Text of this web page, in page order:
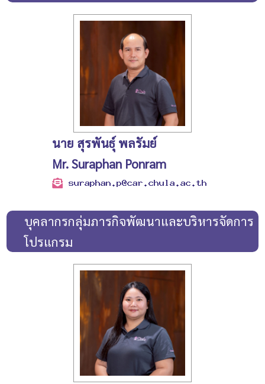
นาย สุรพันธุ์ พลรัมย์
Mr. Suraphan Ponram
บุคลากรกลุ่มภารกิจพัฒนาและบริหารจัดการ
โปรแกรม